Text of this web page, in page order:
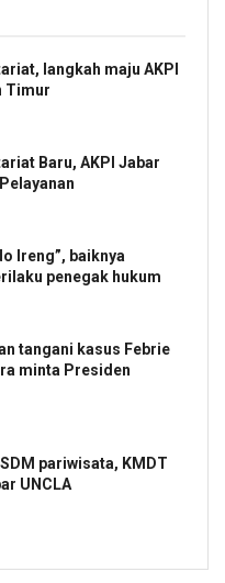
langkah maju AKPI
Timur
Baru, AKPI Jabar
Ireng”, baiknya
penegak hukum
tangani kasus Febrie
minta Presiden
pariwisata, KMDT
UNCLA